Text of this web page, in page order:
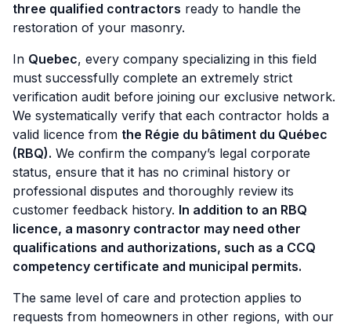
three qualified contractors ready to handle the
restoration of your masonry.
In Quebec, every company specializing in this field
must successfully complete an extremely strict
verification audit before joining our exclusive network.
We systematically verify that each contractor holds a
valid licence from the Régie du bâtiment du Québec
(RBQ). We confirm the company’s legal corporate
status, ensure that it has no criminal history or
professional disputes and thoroughly review its
customer feedback history. In addition to an RBQ
licence, a masonry contractor may need other
qualifications and authorizations, such as a CCQ
competency certificate and municipal permits.
The same level of care and protection applies to
requests from homeowners in other regions, with our